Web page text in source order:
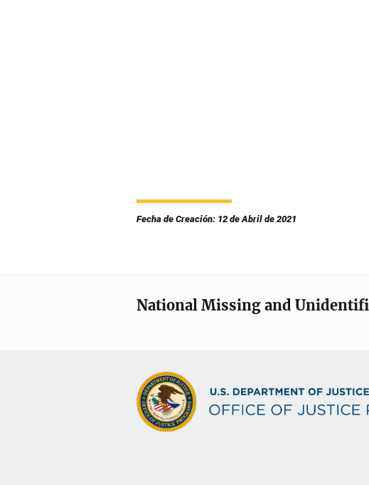
Fecha de Creación: 12 de Abril de 2021
National Missing and